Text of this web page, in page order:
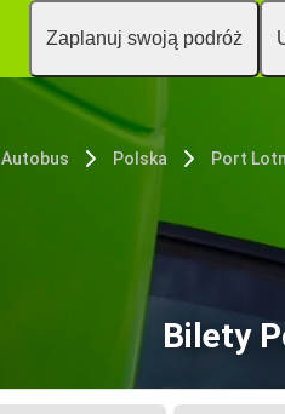
Zaplanuj swoją podróż
Autobus Polska Port
Bilety